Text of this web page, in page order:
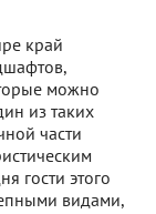
край
можно
из таких
части
гости этого
видами,